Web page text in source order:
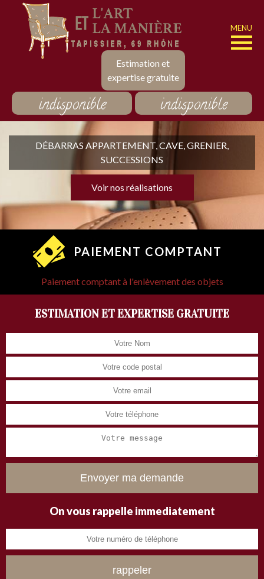
Estimation et
expertise gratuite
MENU
indisponible indisponible
DÉBARRAS APPARTEMENT, CAVE, GRENIER,
SUCCESSIONS
Voir nos réalisations
PAIEMENT COMPTANT
Paiement comptant à l'enlèvement des objets
ESTIMATION ET EXPERTISE GRATUITE
On vous rappelle immediatement